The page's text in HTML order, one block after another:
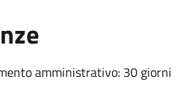
amministrativo: 30 giorni